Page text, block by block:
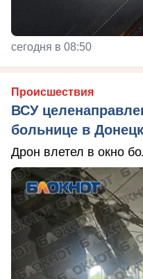
сегодня в 08:50
Происшествия
ВСУ
больнице в
Дрон влетел в окно